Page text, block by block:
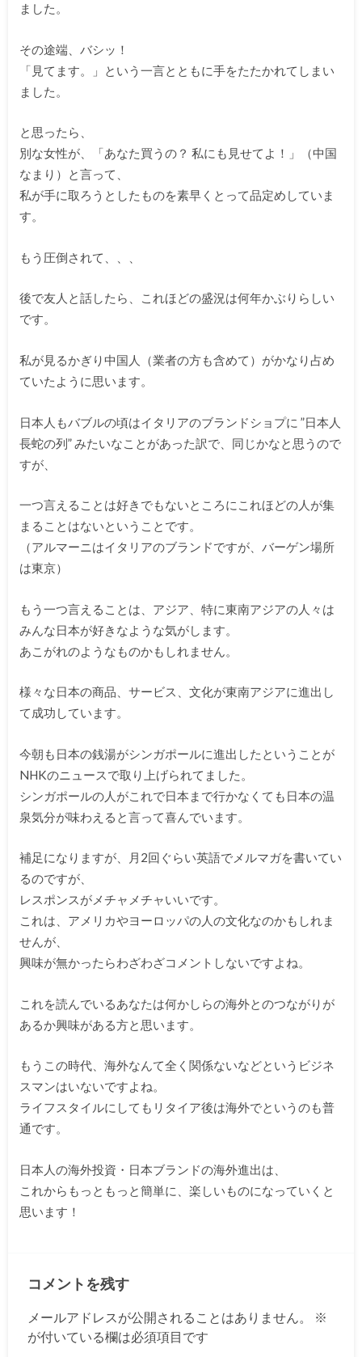
ました。
その途端、バシッ！
「見てます。」という一言とともに手をたたかれてしまい
ました。
と思ったら、
別な女性が、「あなた買うの？ 私にも見せてよ！」（中国
なまり）と言って、
私が手に取ろうとしたものを素早くとって品定めしていま
す。
もう圧倒されて、、、
後で友人と話したら、これほどの盛況は何年かぶりらしい
です。
私が見るかぎり中国人（業者の方も含めて）がかなり占め
ていたように思います。
日本人もバブルの頃はイタリアのブランドショプに ”日本人
長蛇の列” みたいなことがあった訳で、同じかなと思うので
すが、
一つ言えることは好きでもないところにこれほどの人が集
まることはないということです。
（アルマーニはイタリアのブランドですが、バーゲン場所
は東京）
もう一つ言えることは、アジア、特に東南アジアの人々は
みんな日本が好きなような気がします。
あこがれのようなものかもしれません。
様々な日本の商品、サービス、文化が東南アジアに進出し
て成功しています。
今朝も日本の銭湯がシンガポールに進出したということが
NHKのニュースで取り上げられてました。
シンガポールの人がこれで日本まで行かなくても日本の温
泉気分が味わえると言って喜んでいます。
補足になりますが、月2回ぐらい英語でメルマガを書いてい
るのですが、
レスポンスがメチャメチャいいです。
これは、アメリカやヨーロッパの人の文化なのかもしれま
せんが、
興味が無かったらわざわざコメントしないですよね。
これを読んでいるあなたは何かしらの海外とのつながりが
あるか興味がある方と思います。
もうこの時代、海外なんて全く関係ないなどというビジネ
スマンはいないですよね。
ライフスタイルにしてもリタイア後は海外でというのも普
通です。
日本人の海外投資・日本ブランドの海外進出は、
これからもっともっと簡単に、楽しいものになっていくと
思います！
コメントを残す
メールアドレスが公開されることはありません。
※
が付いている欄は必須項目です